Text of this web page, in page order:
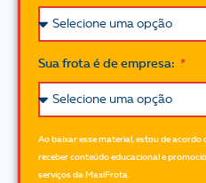
Sua frota é de empresa:
Ao baixar esse material, estou de acordo
receber conteúdo educacional e
serviços da MaxiFrota.